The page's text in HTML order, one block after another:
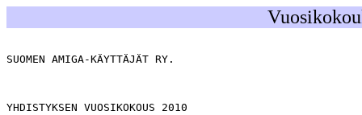
SUOMEN AMIGA-KÄYTTÄJÄT RY.
YHDISTYKSEN VUOSIKOKOUS 2010